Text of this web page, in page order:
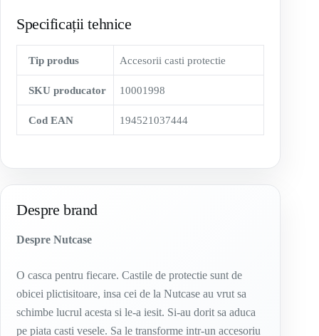
Specificații tehnice
Tip produs Accesorii casti protectie
SKU producator 10001998
Cod EAN 194521037444
Despre brand
Despre Nutcase
O casca pentru fiecare. Castile de protectie sunt de
obicei plictisitoare, insa cei de la Nutcase au vrut sa
schimbe lucrul acesta si le-a iesit. Si-au dorit sa aduca
pe piata casti vesele. Sa le transforme intr-un accesoriu